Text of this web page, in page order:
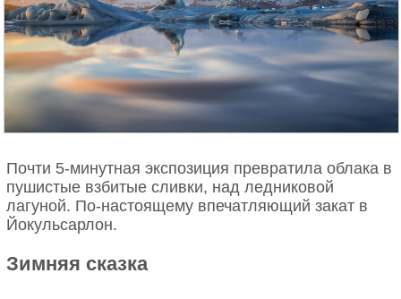
Почти 5-минутная экспозиция превратила облака в
пушистые взбитые сливки, над ледниковой
лагуной. По-настоящему впечатляющий закат в
Йокульсарлон.
Зимняя сказка